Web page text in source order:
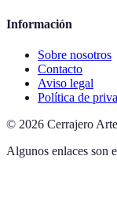
Información
Sobre nosotros
Contacto
Aviso legal
Política de
© 2026 Cerrajero
Algunos enlaces son